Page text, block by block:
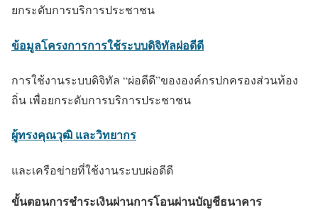
ยกระดับการบริการประชาชน
ข้อมูลโครงการการใช้ระบบดิจิทัลผ่อดีดี
การใช้งานระบบดิจิทัล “ผ่อดีดี”ขององค์กรปกครองส่วนท้อง
ถิ่น เพื่อยกระดับการบริการประชาชน
ผู้ทรงคุณวุฒิ และวิทยากร
และเครือข่ายที่ใช้งานระบบผ่อดีดี
ขั้นตอนการชำระเงินผ่านการโอนผ่านบัญชีธนาคาร